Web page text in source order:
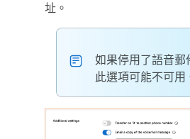
址。
如果停用了語音郵
此選項可能不可用